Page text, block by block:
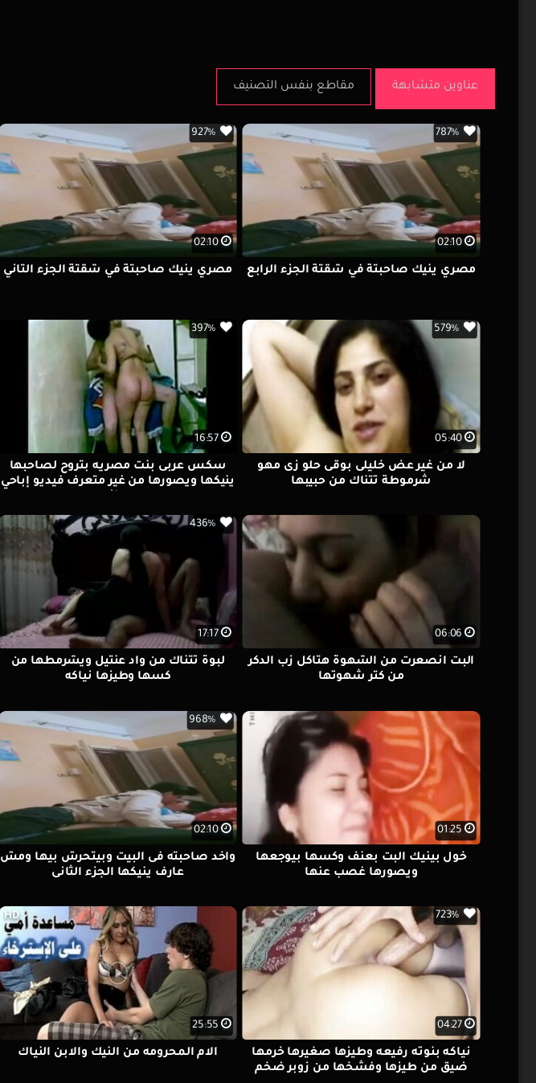
عناوين متشابهة مقاطع بنفس التصنيف
02:10
927%
مصري ينيك صاحبتة في شقتة الجزء التاني
02:10
787%
مصري ينيك صاحبتة في شقتة الجزء الرابع
16:57
397%
سكس عربى بنت مصريه بتروح لصاحبها
ينيكها ويصورها من غير متعرف فيديو إباحي
05:40
579%
لا من غير عض خليلى بوقى حلو زى مهو
شرموطة تتناك من حبيبها
17:17
436%
لبوة تتناك من واد عنتيل ويشرمطها من
كسها وطيزها نياكه
06:06
البت انصعرت من الشهوة هتاكل زب الدكر
من كتر شهوتها
02:10
968%
واخد صاحبته فى البيت وبيتحرش بيها ومش
عارف ينيكها الجزء الثانى
01:25
خول بينيك البت بعنف وكسها بيوجعها
ويصورها غصب عنها
25:55
HD
الام المحرومه من النيك والابن النياك
04:27
723%
نياكه بنوته رفيعه وطيزها صغيرها خرمها
ضيق من طيزها وفشخها من زوبر ضخم